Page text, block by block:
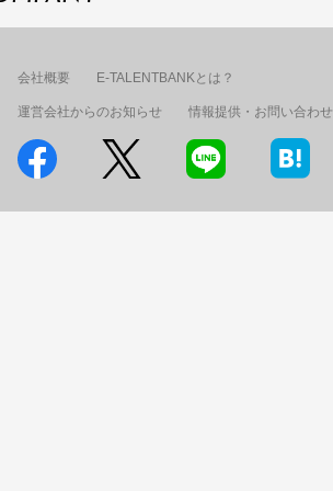
会社概要 E-TALENTBANKとは？
運営会社からのお知らせ 情報提供・お問い合わせ